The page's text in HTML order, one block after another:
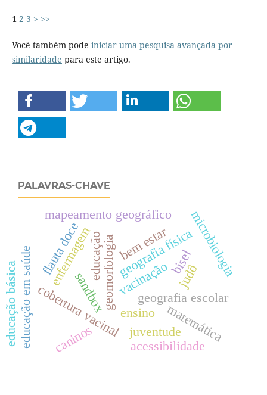
1 2 3 > >>
Você também pode iniciar uma pesquisa avançada por
similaridade para este artigo.
PALAVRAS-CHAVE
geografia física
geomorfologia geografia escolar
sandbox
cobertura vacinal
educação em saúde enfermagem vacinação microbiologia
ensino
educação básica bisel
flauta doce
matemática
mapeamento geográfico
bem estar
acessibilidade
educação judô
caninos juventude